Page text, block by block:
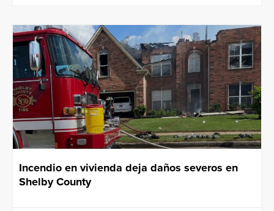
Incendio en vivienda deja daños severos en
Shelby County